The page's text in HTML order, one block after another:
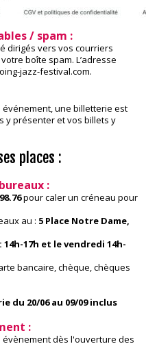
/ spam :
dirigés vers vos courriers
boîte spam. L’adresse
jazz-festival.com.
une billetterie est
y présenter et vos billets y
places :
:
pour caler un créneau pour
au : 5 Place Notre Dame,
17h et le vendredi 14h-
bancaire, chèque, chèques
du 20/06 au 09/09inclus
:
dès l'ouverture des